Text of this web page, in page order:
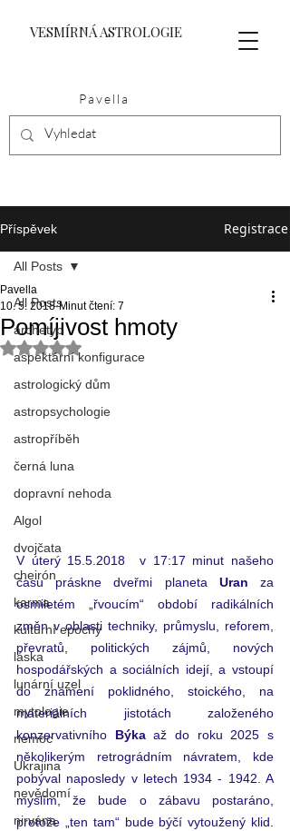
VESMÍRNÁ ASTROLOGIE
Pavella
Příspěvek Registrace
All Posts
archetyp
aspektární konfigurace
astrologický dům
astropsychologie
astropříběh
černá luna
dopravní nehoda
Algol
dvojčata
cheirón
karma
kulturní epochy
láska
lunární uzel
mytologie
nemoc
Ukrajina
nevědomí
nirvána
All Posts
Pomíjivost hmoty
Pavella
10. 5. 2018 Minut čtení: 7
Hodnoceno NaN z 5 hvězdiček.
V úterý 15.5.2018  v 17:17 minut našeho
času práskne dveřmi planeta Uran za
osmiletém „řvoucím“ období radikálních
změn v oblasti techniky, průmyslu, reforem,
převratů, politických zájmů, nových
hospodářských a sociálních idejí, a vstoupí
do znamení poklidného, stoického, na
materiálních jistotách založeného
konzervativního Býka až do roku 2025 s
několikerým retrográdním návratem, kde
pobýval naposledy v letech 1934 - 1942. A
myslím, že bude o zábavu postaráno,
protože „ten tam“ bude býčí vytoužený klid.